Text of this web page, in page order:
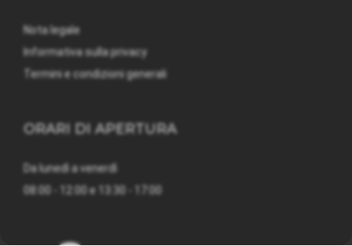
Nota legale
Informativa sulla privacy
Termini e condizioni generali
ORARI DI APERTURA
Da lunedì a venerdì
08:00 - 12:00 e 13:30 - 17:00